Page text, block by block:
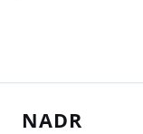
NADR